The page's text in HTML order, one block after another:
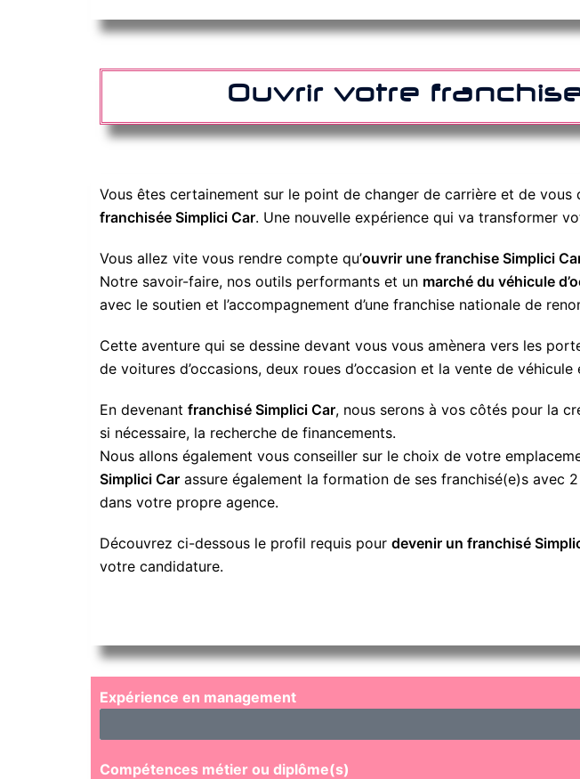
Ouvrir votre
Vous êtes certainement sur le point de changer de carrière et de
franchisée Simplici Car. Une nouvelle expérience qui va transformer
Vous allez vite vous rendre compte qu’ouvrir une franchise Simplici
Notre savoir-faire, nos outils performants et un marché du véhicule
avec le soutien et l’accompagnement d’une franchise nationale de
Cette aventure qui se dessine devant vous vous amènera vers les
de voitures d’occasions, deux roues d’occasion et la vente de
En devenant franchisé Simplici Car, nous serons à vos côtés pour la
si nécessaire, la recherche de financements.
Nous allons également vous conseiller sur le choix de votre
Simplici Car assure également la formation de ses franchisé(e)s avec
dans votre propre agence.
Découvrez ci-dessous le profil requis pour devenir un franchisé
votre candidature.
Expérience en management
Compétences métier ou diplôme(s)